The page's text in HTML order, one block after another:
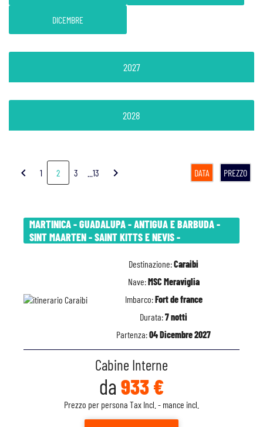
chevron_left 1 2 3 ...13 chevron_right DATA PREZZO
MARTINICA - GUADALUPA - ANTIGUA E BARBUDA -
SINT MAARTEN - SAINT KITTS E NEVIS -
Destinazione:Caraibi
Nave:MSC Meraviglia
Imbarco:Fort de france
Durata:7 notti
Partenza:04 Dicembre 2027
Cabine Interne
da 933 €
Prezzo per persona Tax Incl. - mance incl.
DICEMBRE
2027
2028